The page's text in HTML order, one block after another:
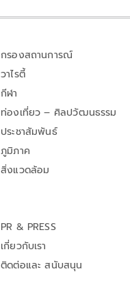
กรองสถานการณ์
วาไรตี้
กีฬา
ท่องเที่ยว – ศิลปวัฒนธรรม
ประชาสัมพันธ์
ภูมิภาค
สิ่งแวดล้อม
PR & PRESS
เกี่ยวกับเรา
ติดต่อและ สนับสนุน